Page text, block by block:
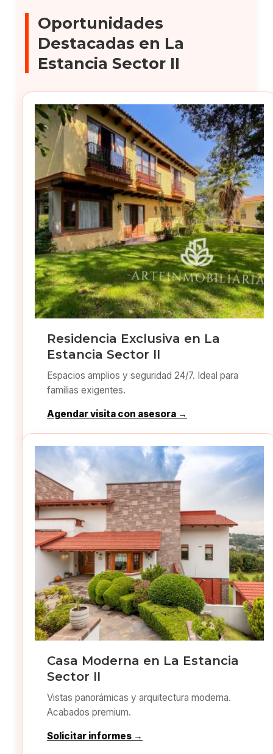
Oportunidades
Destacadas en La
Estancia Sector II
Residencia Exclusiva en La
Estancia Sector II
Espacios amplios y seguridad 24/7. Ideal para
familias exigentes.
Agendar visita con asesora →
Casa Moderna en La Estancia
Sector II
Vistas panorámicas y arquitectura moderna.
Acabados premium.
Solicitar informes →